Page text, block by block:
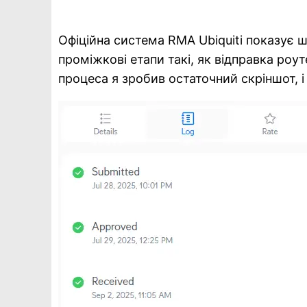
Офіційна система RMA Ubiquiti показує
проміжкові етапи такі, як відправка
процеса я зробив остаточний